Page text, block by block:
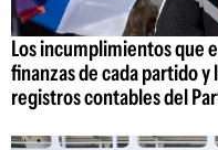
Los incumplimientos que
finanzas de cada partido
registros contables del